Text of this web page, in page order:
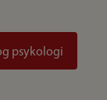
psykologi